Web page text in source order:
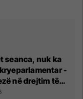
seanca, nuk ka
-
në drejtim të